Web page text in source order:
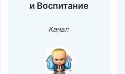
и Воспитание
Канал